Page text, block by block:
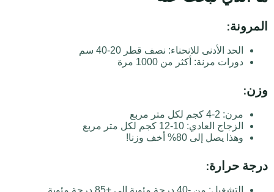
المرونة:
الحد الأدنى للانحناء: نصف قطر 20-40 سم
دورات مرنة: أكثر من 1000 مرة
وزن:
مرن: 2-4 كجم لكل متر مربع
الزجاج العادي: 10-12 كجم لكل متر مربع
وهذا يصل إلى 80% أخف وزنا!
درجة حرارة:
التشغيل: من -40 درجة مئوية إلى +85 درجة مئوية